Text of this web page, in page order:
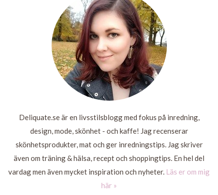
Deliquate.se är en livsstilsblogg med fokus på inredning,
design, mode, skönhet - och kaffe! Jag recenserar
skönhetsprodukter, mat och ger inredningstips. Jag skriver
även om träning & hälsa, recept och shoppingtips. En hel del
vardag men även mycket inspiration och nyheter. Läs er om mig
här »